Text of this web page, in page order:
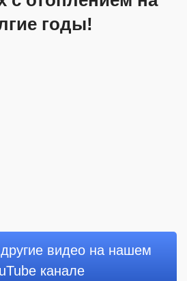
годы!
видео на нашем
канале